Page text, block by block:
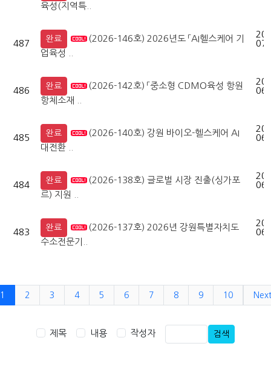
육성(지역특..
487 완료
(2026-146호) 2026년도 「AI헬스케어 기
업육성 ..
486 완료
(2026-142호) 「중소형 CDMO육성 항원
항체소재 ..
485 완료
(2026-140호) 강원 바이오-헬스케어 AI
대전환 ..
484 완료
(2026-138호) 글로벌 시장 진출(싱가포
르) 지원 ..
483 완료
(2026-137호) 2026년 강원특별자치도
수소전문기..
1 2 3 4 5 6 7 8 9 10 Next
제목 내용 작성자 검색